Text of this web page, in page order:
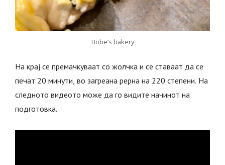
Bobe’s bakery
На крај се премачкуваат со жолчка и се ставаат да се
печат 20 минути, во загреана рерна на 220 степени. На
следното видеото може да го видите начинот на
подготовка.